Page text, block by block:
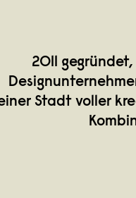
2011
Stadt voller